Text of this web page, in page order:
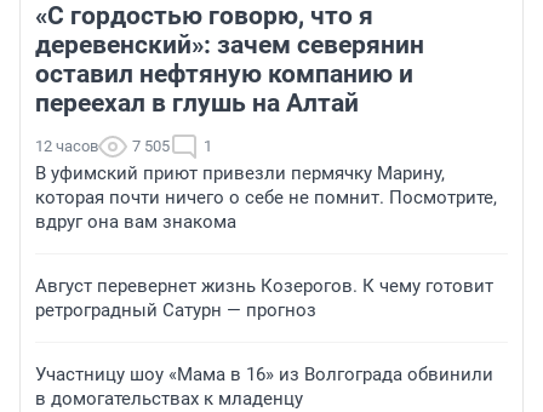
«С гордостью говорю, что я
деревенский»: зачем северянин
оставил нефтяную компанию и
переехал в глушь на Алтай
12 часов 7 505 1
В уфимский приют привезли пермячку Марину,
которая почти ничего о себе не помнит. Посмотрите,
вдруг она вам знакома
Август перевернет жизнь Козерогов. К чему готовит
ретроградный Сатурн — прогноз
Участницу шоу «Мама в 16» из Волгограда обвинили
в домогательствах к младенцу